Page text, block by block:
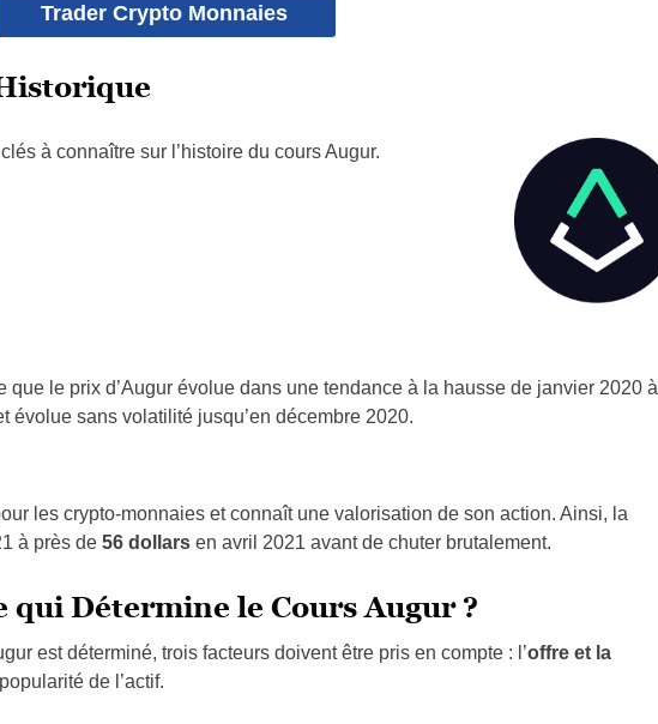
Trader Crypto Monnaies
à connaître sur l’histoire du cours Augur.
le prix d’Augur évolue dans une tendance à la hausse de janvier 2020 à
évolue sans volatilité jusqu’en décembre 2020.
les crypto-monnaies et connaît une valorisation de son action. Ainsi, la
à près de 56 dollars en avril 2021 avant de chuter brutalement.
qui Détermine le Cours Augur ?
est déterminé, trois facteurs doivent être pris en compte : l’offre et la
de l’actif.